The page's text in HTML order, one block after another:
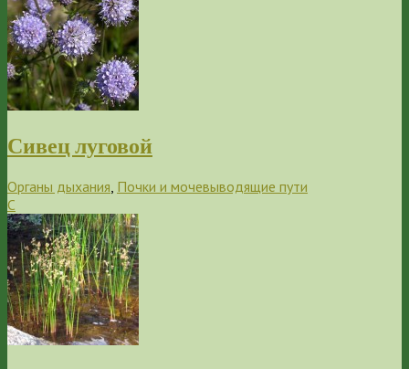
Сивец луговой
Органы дыхания, Почки и мочевыводящие пути
С